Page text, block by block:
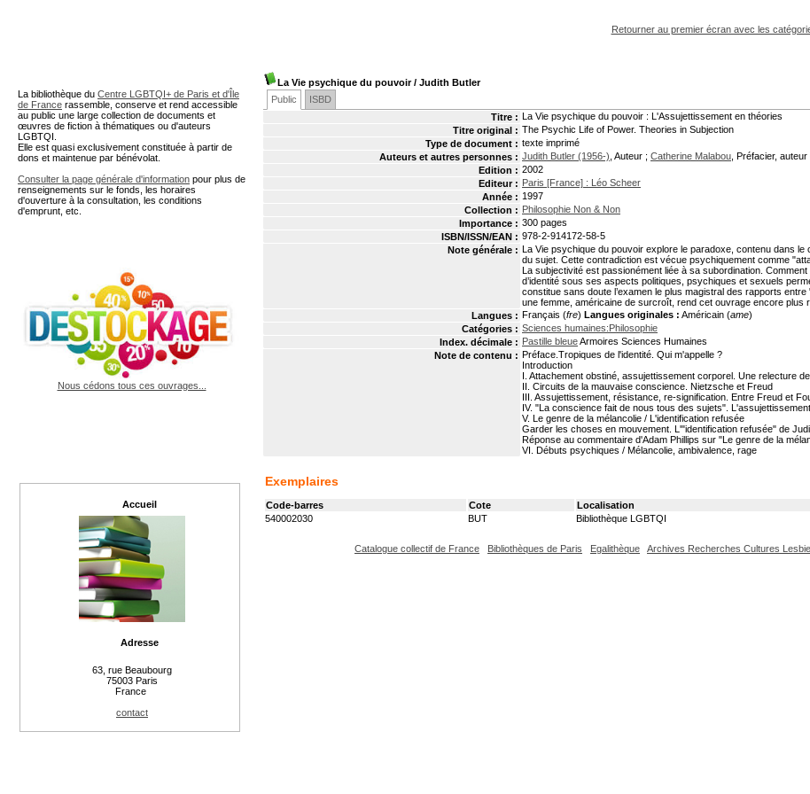
Retourner au premier écran avec les
La Vie psychique du pouvoir/ Judith Butler
Public
ISBD
Titre : La Vie psychique du pouvoir : L'Assujettissement en théories
Titre original : The Psychic Life of Power. Theories in Subjection
Type de document : texte imprimé
Auteurs et autres personnes : Judith Butler (1956-) , Auteur ; Catherine Malabou , Préfacier,
Edition : 2002
Editeur : Paris [France] : Léo Scheer
Année : 1997
Collection : Philosophie Non & Non
Importance : 300 pages
ISBN/ISSN/EAN : 978-2-914172-58-5
Note générale : La Vie psychique du pouvoir explore le paradoxe, contenu dans
du sujet. Cette contradiction est vécue psychiquement comme
La subjectivité est passionément liée à sa subordination.
d’identité sous ses aspects politiques, psychiques et sexuels
constitue sans doute l’examen le plus magistral des rapports
une femme, américaine de surcroît, rend cet ouvrage encore plus
Langues : Français (fre) Langues originales : Américain (ame)
Catégories : Sciences humaines:Philosophie
Index. décimale : Pastille bleueArmoires Sciences Humaines
Note de contenu : Préface.Tropiques de l'identité. Qui m'appelle ?
Introduction
I. Attachement obstiné, assujettissement corporel. Une relecture
II. Circuits de la mauvaise conscience. Nietzsche et Freud
III. Assujettissement, résistance, re-signification. Entre Freud et
IV. "La conscience fait de nous tous des sujets".
V. Le genre de la mélancolie / L'identification refusée
Garder les choses en mouvement. L'"identification refusée" de
Réponse au commentaire d'Adam Phillips sur "Le genre de la
VI. Débuts psychiques / Mélancolie, ambivalence, rage
Exemplaires
Code-barres Cote Localisation
540002030
BUT Bibliothèque LGBTQI
Catalogue collectif de France Bibliothèques de Paris Egalithèque Archives Recherches Cultures
La bibliothèque du Centre LGBTQI+ de Paris et d'Île
de France rassemble, conserve et rend accessible
au public une large collection de documents et
œuvres de fiction à thématiques ou d'auteurs
LGBTQI.
Elle est quasi exclusivement constituée à partir de
dons et maintenue par bénévolat.
Consulter la page générale d'information pour plus de
renseignements sur le fonds, les horaires
d'ouverture à la consultation, les conditions
d'emprunt, etc.
Nous cédons tous ces ouvrages...
Accueil
Adresse
63, rue Beaubourg
75003 Paris
France
contact